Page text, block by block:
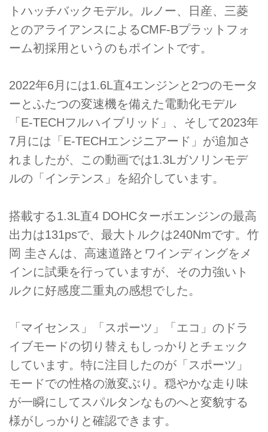
トハッチバックモデル。ルノー、日産、三菱
とのアライアンスによるCMF-Bプラットフォ
ーム初採用というのもポイントです。
2022年6月には1.6L直4エンジンと2つのモータ
ーとふたつの変速機を備えた電動化モデル
「E-TECHフルハイブリッド」、そして2023年
7月には「E-TECHエンジニアード」が追加さ
れましたが、この動画では1.3Lガソリンモデ
ルの「インテンス」を紹介しています。
搭載する1.3L直4 DOHCターボエンジンの最高
出力は131psで、最大トルクは240Nmです。竹
岡 圭さんは、高速道路とワインディングをメ
インに試乗を行っていますが、その力強いト
ルクに好感度二重丸の感想でした。
「マイセンス」「スポーツ」「エコ」のドラ
イブモードの切り替えもしっかりとチェック
しています。特に注目したのが「スポーツ」
モードでの性格の激変ぶり。穏やかな走り味
が一瞬にしてスパルタンなものへと変貌する
様がしっかりと確認できます。